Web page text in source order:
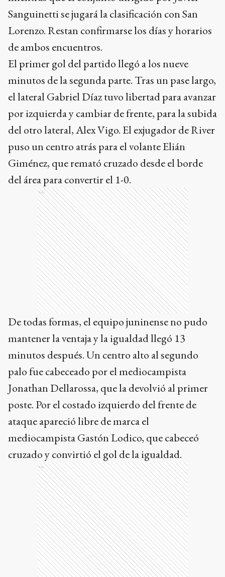
por izquierda y cambiar de frente, para la subida
del otro lateral, Alex Vigo. El exjugador de River
puso un centro atrás para el volante Elián
Giménez, que remató cruzado desde el borde
del área para convertir el 1-0.
De todas formas, el equipo juninense no pudo
mantener la ventaja y la igualdad llegó 13
minutos después. Un centro alto al segundo
palo fue cabeceado por el mediocampista
Jonathan Dellarossa, que la devolvió al primer
poste. Por el costado izquierdo del frente de
ataque apareció libre de marca el
mediocampista Gastón Lodico, que cabeceó
cruzado y convirtió el gol de la igualdad.
Liga Profesional De Fútbol
COMENTARIOS0
Compartí tus ideas de forma responsable y respetuosa.